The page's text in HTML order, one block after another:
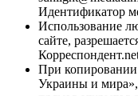
Идентификатор
Использование
сайте,
При копировании
Украины и мира»,